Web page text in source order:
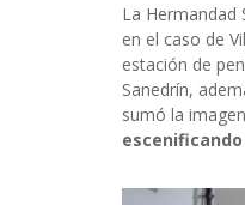
La Hermandad
en el caso de
estación de
Sanedrín,
sumó la